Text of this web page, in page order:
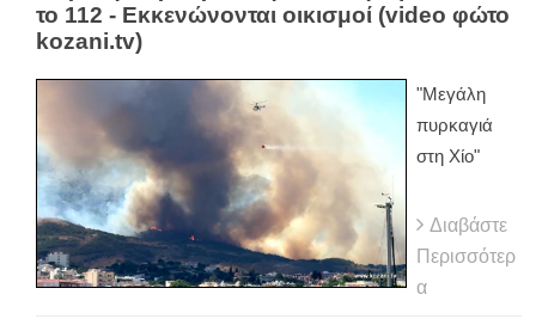
το 112 - Εκκενώνονται οικισμοί (video φώτο
kozani.tv)
"Μεγάλη
πυρκαγιά
στη Χίο"
Διαβάστε
Περισσότερ
α